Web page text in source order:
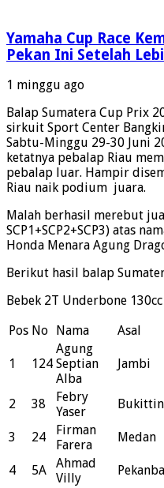
Yamaha Cup Race
Pekan Ini Setelah
1 minggu ago
Balap Sumatera Cup Prix
sirkuit Sport Center
Sabtu-Minggu 29-30 Juni
ketatnya pebalap Riau
pebalap luar. Hampir
Riau naik podium juara.
Malah berhasil merebut
SCP1+SCP2+SCP3) atas
Honda Menara Agung
Berikut hasil balap
Bebek 2T Underbone 130cc
Pos No Nama Asal
1 124
Agung
Septian
Alba
Jambi
2 38
Febry
Yaser
3 24
Firman
Farera
Medan
4 5A
Ahmad
Villy